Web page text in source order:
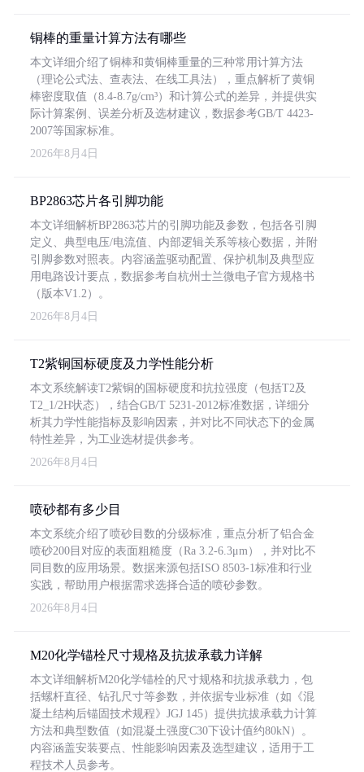
铜棒的重量计算方法有哪些
本文详细介绍了铜棒和黄铜棒重量的三种常用计算方法
（理论公式法、查表法、在线工具法），重点解析了黄铜
棒密度取值（8.4-8.7g/cm³）和计算公式的差异，并提供实
际计算案例、误差分析及选材建议，数据参考GB/T 4423-
2007等国家标准。
2026年8月4日
BP2863芯片各引脚功能
本文详细解析BP2863芯片的引脚功能及参数，包括各引脚
定义、典型电压/电流值、内部逻辑关系等核心数据，并附
引脚参数对照表。内容涵盖驱动配置、保护机制及典型应
用电路设计要点，数据参考自杭州士兰微电子官方规格书
（版本V1.2）。
2026年8月4日
T2紫铜国标硬度及力学性能分析
本文系统解读T2紫铜的国标硬度和抗拉强度（包括T2及
T2_1/2H状态），结合GB/T 5231-2012标准数据，详细分
析其力学性能指标及影响因素，并对比不同状态下的金属
特性差异，为工业选材提供参考。
2026年8月4日
喷砂都有多少目
本文系统介绍了喷砂目数的分级标准，重点分析了铝合金
喷砂200目对应的表面粗糙度（Ra 3.2-6.3μm），并对比不
同目数的应用场景。数据来源包括ISO 8503-1标准和行业
实践，帮助用户根据需求选择合适的喷砂参数。
2026年8月4日
M20化学锚栓尺寸规格及抗拔承载力详解
本文详细解析M20化学锚栓的尺寸规格和抗拔承载力，包
括螺杆直径、钻孔尺寸等参数，并依据专业标准（如《混
凝土结构后锚固技术规程》JGJ 145）提供抗拔承载力计算
方法和典型数值（如混凝土强度C30下设计值约80kN）。
内容涵盖安装要点、性能影响因素及选型建议，适用于工
程技术人员参考。